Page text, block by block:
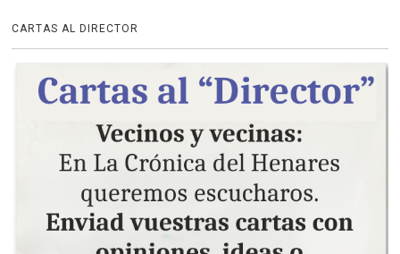
CARTAS AL DIRECTOR